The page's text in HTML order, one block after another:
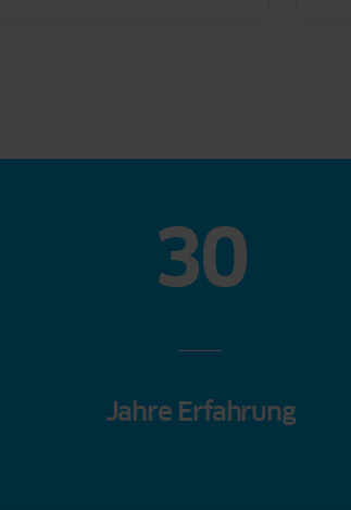
30
Jahre Erfahrung